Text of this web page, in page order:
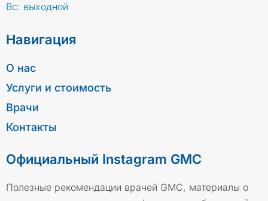
Вс: выходной
Навигация
О нас
Услуги и стоимость
Врачи
Контакты
Официальный Instagram GMC
Полезные рекомендации врачей GMC, материалы о